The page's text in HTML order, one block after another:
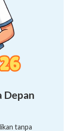
Depan
tanpa